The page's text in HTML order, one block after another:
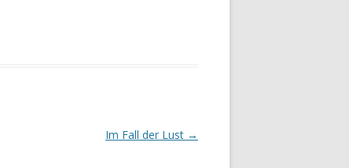
Im Fall der Lust →